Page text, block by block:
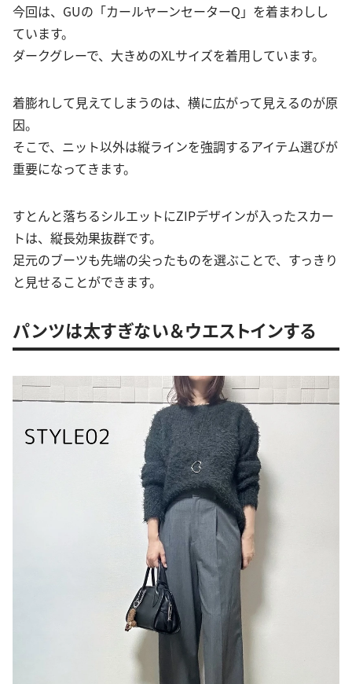
今回は、GUの「カールヤーンセーターQ」を着まわしし
ています。
ダークグレーで、大きめのXLサイズを着用しています。
着膨れして見えてしまうのは、横に広がって見えるのが原
因。
そこで、ニット以外は縦ラインを強調するアイテム選びが
重要になってきます。
すとんと落ちるシルエットにZIPデザインが入ったスカー
トは、縦長効果抜群です。
足元のブーツも先端の尖ったものを選ぶことで、すっきり
と見せることができます。
パンツは太すぎない＆ウエストインする